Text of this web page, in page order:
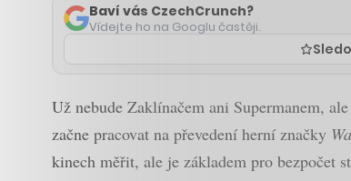
Baví vás CzechCrunch?
Vídejte ho na Googlu častěji.
Už nebude Zaklínačem ani Supermanem,
začne pracovat na převedení herní značky
kinech měřit, ale je základem pro bezpočet